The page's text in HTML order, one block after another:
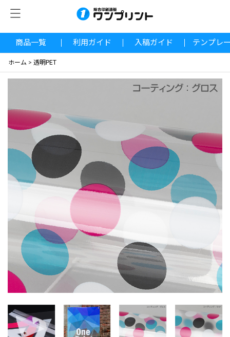
商品一覧 利用ガイド 入稿ガイド テンプレ
ホーム > 透明PET